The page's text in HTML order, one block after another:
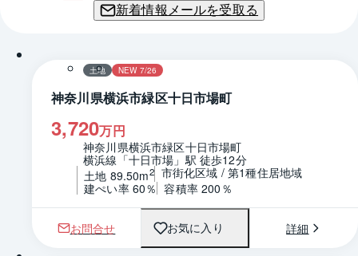
新着情報メールを受取る
土地 NEW 7/26
神奈川県横浜市緑区十日市場町
3,720万円
神奈川県横浜市緑区十日市場町
横浜線「十日市場」駅 徒歩12分
土地 89.50m2 市街化区域 / 第1種住居地域
建ぺい率 60％ 容積率 200％
お問合せ お気に入り 詳細
1 / 0 区画図